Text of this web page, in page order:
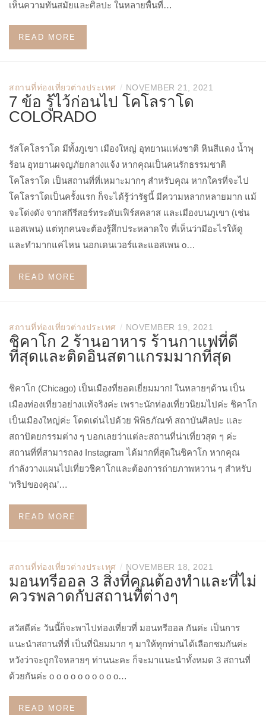
เห็นความทันสมัยและศิลปะ ในหลายพื้นที่…
READ MORE
สถานที่ท่องเที่ยวต่างประเทศ / NOVEMBER 21, 2021
7 ข้อ รู้ไว้ก่อนไป โคโลราโด
COLORADO
รัสโคโลราโด มีทั้งภูเขา เมืองใหญ่ อุทยานแห่งชาติ หินสีแดง น้ำพุ
ร้อน อุทยานผจญภัยกลางแจ้ง หากคุณเป็นคนรักธรรมชาติ
โคโลราโด เป็นสถานที่ที่เหมาะมากๆ สำหรับคุณ หากใครที่จะไป
โคโลราโดเป็นครั้งแรก ก็จะได้รู้ว่ารัฐนี้ มีความหลากหลายมาก แม้
จะโด่งดัง จากสกีรีสอร์ทระดับเฟิร์สคลาส และเมืองบนภูเขา (เช่น
แอสเพน) แต่ทุกคนจะต้องรู้สึกประหลาดใจ ที่เห็นว่ามีอะไรให้ดู
และทำมากแค่ไหน นอกเดนเวอร์และแอสเพน o…
READ MORE
สถานที่ท่องเที่ยวต่างประเทศ / NOVEMBER 19, 2021
ชิคาโก 2 ร้านอาหาร ร้านกาแฟที่ดี
ที่สุดและติดอินสตาแกรมมากที่สุด
ชิคาโก (Chicago) เป็นเมืองที่ยอดเยี่ยมมาก! ในหลายๆด้าน เป็น
เมืองท่องเที่ยวอย่างแท้จริงค่ะ เพราะนักท่องเที่ยวนิยมไปค่ะ ชิคาโก
เป็นเมืองใหญ่ค่ะ โดดเด่นไปด้วย พิพิธภัณฑ์ สถาบันศิลปะ และ
สถาปัตยกรรมต่าง ๆ บอกเลยว่าแต่ละสถานที่น่าเที่ยวสุด ๆ ค่ะ
สถานที่ที่สามารถลง Instagram ได้มากที่สุดในชิคาโก หากคุณ
กำลังวางแผนไปเที่ยวชิคาโกและต้องการถ่ายภาพหวาน ๆ สำหรับ
‘ทริปของคุณ’…
READ MORE
สถานที่ท่องเที่ยวต่างประเทศ / NOVEMBER 18, 2021
มอนทรีออล 3 สิ่งที่คุณต้องทำและที่ไม่
ควรพลาดกับสถานที่ต่างๆ
สวัสดีค่ะ วันนี้ก็จะพาไปท่องเที่ยวที่ มอนทรีออล กันค่ะ เป็นการ
แนะนำสถานที่ที่ เป็นที่นิยมมาก ๆ มาให้ทุกท่านได้เลือกชมกันค่ะ
หวังว่าจะถูกใจหลายๆ ท่านนะคะ ก็จะมาแนะนำทั้งหมด 3 สถานที่
ด้วยกันค่ะ o o o o o o o o o o…
READ MORE